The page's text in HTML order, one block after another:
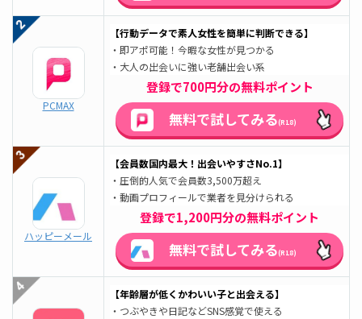
PCMAX
【行動データで素人女性を簡単に判断できる】
・即アポ可能！今暇な女性が見つかる
・大人の出会いに強い老舗出会い系
登録で700円分の無料ポイント
無料で試してみる(R18)
ハッピーメール
【会員数国内最大！出会いやすさNo.1】
・圧倒的人気で会員数3,500万超え
・動画プロフィールで業者を見分けられる
登録で1,200円分の無料ポイント
無料で試してみる(R18)
【年齢層が低くかわいい子と出会える】
・つぶやきや日記などSNS感覚で使える